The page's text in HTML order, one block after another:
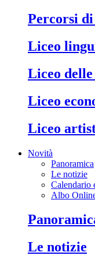
percorsi
liceo
liceo
liceo
liceo
Novità
Panoramica
Le notizie
Calendario
Albo
le notizie